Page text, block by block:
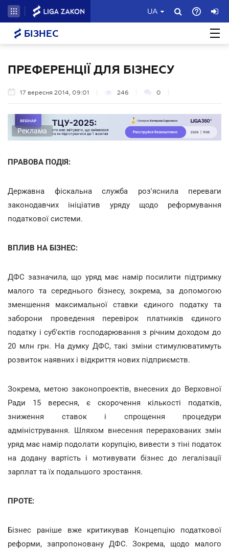
UA
БІЗНЕС
ПРЕФЕРЕНЦІЇ ДЛЯ БІЗНЕСУ
17 вересня 2014, 09:01 246 0
Реклама
ПРАВОВА ПОДІЯ:
Державна фіскальна служба роз'яснила переваги
законодавчих ініціатив уряду щодо реформування
податкової системи.
ВПЛИВ НА БІЗНЕС:
ДФС зазначила, що уряд має намір посилити підтримку
малого та середнього бізнесу, зокрема, за допомогою
зменшення максимальної ставки єдиного податку та
заборони проведення перевірок платників єдиного
податку і суб'єктів господарювання з річним доходом до
20 млн грн. На думку ДФС, такі зміни стимулюватимуть
розвиток наявних і відкриття нових підприємств.
Зокрема, метою законопроектів, внесених до Верховної
Ради 15 вересня, є скорочення кількості податків,
зниження ставок і спрощення процедури
адміністрування. Шляхом внесення перерахованих змін
уряд має намір подолати корупцію, вивести з тіні податок
на додану вартість і мотивувати бізнес до легалізації
зарплат та їх подальшого зростання.
ПРОТЕ:
Бізнес раніше вже критикував Концепцію податкової
реформи, запропоновану ДФС. Зокрема, щодо малого